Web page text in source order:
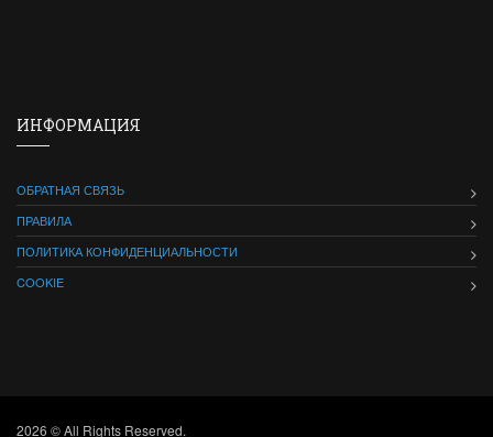
ИНФОРМАЦИЯ
ОБРАТНАЯ СВЯЗЬ
ПРАВИЛА
ПОЛИТИКА КОНФИДЕНЦИАЛЬНОСТИ
COOKIE
2026 © All Rights Reserved.